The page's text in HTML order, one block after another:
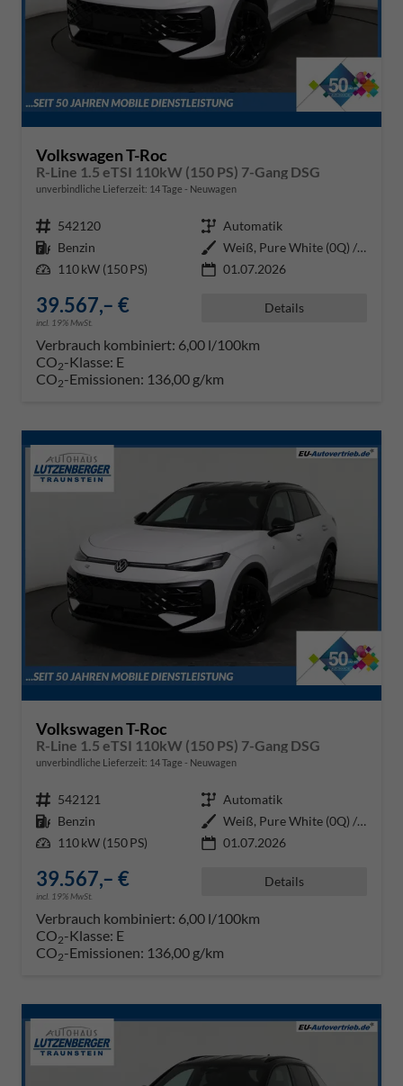
Volkswagen T-Roc
R-Line 1.5 eTSI 110kW (150 PS) 7-Gang DSG
unverbindliche Lieferzeit: 14 Tage Neuwagen
Fahrzeugnr. 542120 Getriebe Automatik
Kraftstoff Benzin Außenfarbe
Weiß, Pure White (0Q) / Dach Sc
Leistung 110 kW (150 PS) 01.07.2026
39.567,– €
incl. 19% MwSt.
Details
Verbrauch kombiniert: 6,00 l/100km
CO2-Klasse: E
CO2-Emissionen: 136,00 g/km
Volkswagen T-Roc
R-Line 1.5 eTSI 110kW (150 PS) 7-Gang DSG
unverbindliche Lieferzeit: 14 Tage Neuwagen
Fahrzeugnr. 542121 Getriebe Automatik
Kraftstoff Benzin Außenfarbe
Weiß, Pure White (0Q) / Dach Sc
Leistung 110 kW (150 PS) 01.07.2026
39.567,– €
incl. 19% MwSt.
Details
Verbrauch kombiniert: 6,00 l/100km
CO2-Klasse: E
CO2-Emissionen: 136,00 g/km